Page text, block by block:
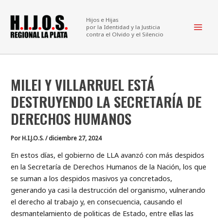
contenido
Hijos e Hijas
por la Identidad y la Justicia
contra el Olvido y el Silencio
MILEI Y VILLARRUEL ESTÁ
DESTRUYENDO LA SECRETARÍA DE
DERECHOS HUMANOS
PorH.I.J.O.S./diciembre 27, 2024
En estos días, el gobierno de LLA avanzó con más despidos
en la Secretaría de Derechos Humanos de la Nación, los que
se suman a los despidos masivos ya concretados,
generando ya casi la destrucción del organismo, vulnerando
el derecho al trabajo y, en consecuencia, causando el
desmantelamiento de politicas de Estado, entre ellas las